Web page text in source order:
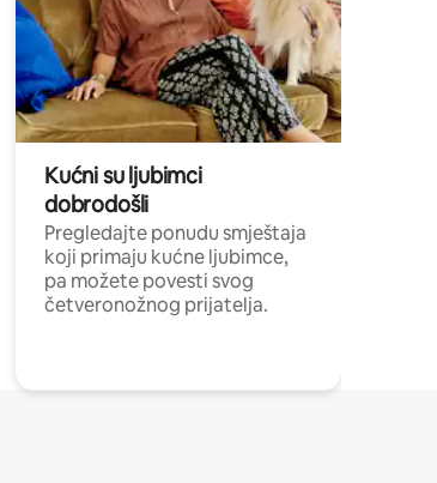
Kućni su ljubimci
dobrodošli
Pregledajte ponudu smještaja
koji primaju kućne ljubimce,
pa možete povesti svog
četveronožnog prijatelja.